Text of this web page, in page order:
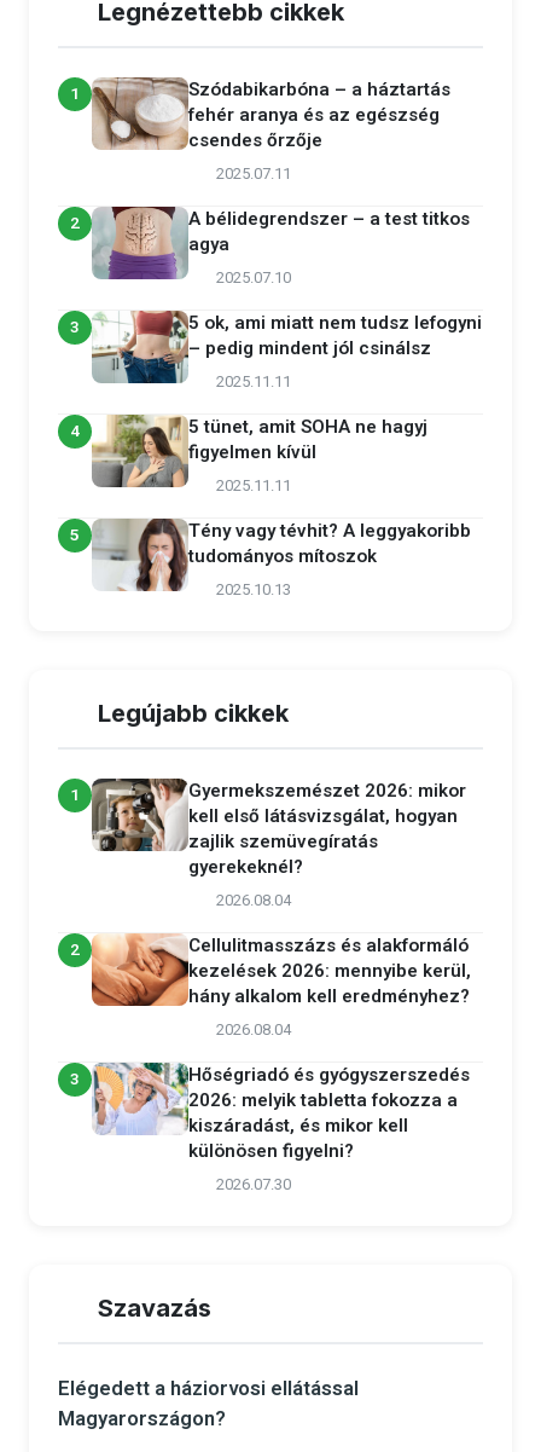
Legnézettebb cikkek
1
Szódabikarbóna – a háztartás
fehér aranya és az egészség
csendes őrzője
2025.07.11
2
A bélidegrendszer – a test titkos
agya
2025.07.10
3
5 ok, ami miatt nem tudsz lefogyni
– pedig mindent jól csinálsz
2025.11.11
4
5 tünet, amit SOHA ne hagyj
figyelmen kívül
2025.11.11
5
Tény vagy tévhit? A leggyakoribb
tudományos mítoszok
2025.10.13
Legújabb cikkek
1
Gyermekszemészet 2026: mikor
kell első látásvizsgálat, hogyan
zajlik szemüvegíratás
gyerekeknél?
2026.08.04
2
Cellulitmasszázs és alakformáló
kezelések 2026: mennyibe kerül,
hány alkalom kell eredményhez?
2026.08.04
3
Hőségriadó és gyógyszerszedés
2026: melyik tabletta fokozza a
kiszáradást, és mikor kell
különösen figyelni?
2026.07.30
Szavazás
Elégedett a háziorvosi ellátással
Magyarországon?